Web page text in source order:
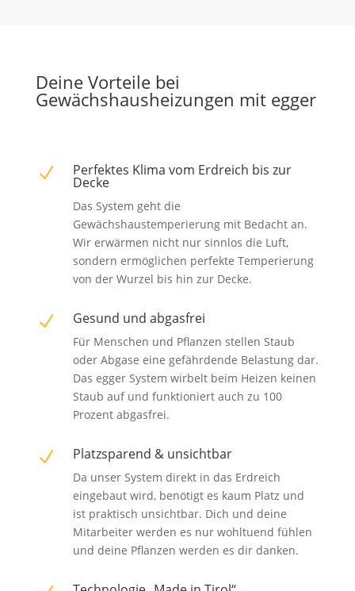
Deine Vorteile bei
Gewächshausheizungen mit egger
N Perfektes Klima vom Erdreich bis zur
Decke
Das System geht die
Gewächshaustemperierung mit Bedacht an.
Wir erwärmen nicht nur sinnlos die Luft,
sondern ermöglichen perfekte Temperierung
von der Wurzel bis hin zur Decke.
N Gesund und abgasfrei
Für Menschen und Pflanzen stellen Staub
oder Abgase eine gefährdende Belastung dar.
Das egger System wirbelt beim Heizen keinen
Staub auf und funktioniert auch zu 100
Prozent abgasfrei.
N Platzsparend & unsichtbar
Da unser System direkt in das Erdreich
eingebaut wird, benötigt es kaum Platz und
ist praktisch unsichtbar. Dich und deine
Mitarbeiter werden es nur wohltuend fühlen
und deine Pflanzen werden es dir danken.